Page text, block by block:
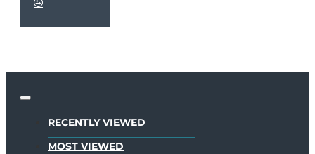
RECENTLY VIEWED
MOST VIEWED